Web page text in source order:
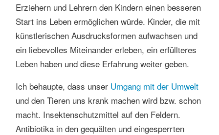
Erziehern und Lehrern den Kindern einen besseren
Start ins Leben ermöglichen würde. Kinder, die mit
künstlerischen Ausdrucksformen aufwachsen und
ein liebevolles Miteinander erleben, ein erfüllteres
Leben haben und diese Erfahrung weiter geben.
Ich behaupte, dass unser Umgang mit der Umwelt
und den Tieren uns krank machen wird bzw. schon
macht. Insektenschutzmittel auf den Feldern.
Antibiotika in den gequälten und eingesperrten